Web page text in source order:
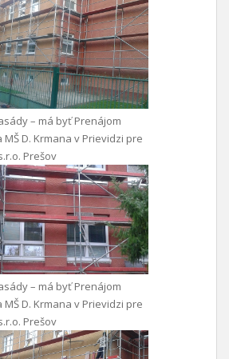
– má byť Prenájom
MŠ D. Krmana v Prievidzi pre
Prešov
– má byť Prenájom
MŠ D. Krmana v Prievidzi pre
Prešov